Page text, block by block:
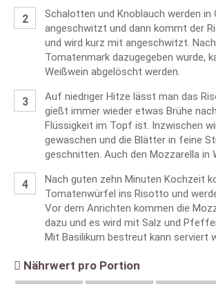
Schalotten und Knoblauch werden in
angeschwitzt und dann kommt der
und wird kurz mit angeschwitzt.
Tomatenmark dazugegeben wurde,
Weißwein abgelöscht werden.
Auf niedriger Hitze lässt man das
gießt immer wieder etwas Brühe
Flüssigkeit im Topf ist. Inzwischen
gewaschen und die Blätter in feine
geschnitten. Auch den Mozzarella in
Nach guten zehn Minuten Kochzeit
Tomatenwürfel ins Risotto und
Vor dem Anrichten kommen die
dazu und es wird mit Salz und
Mit Basilikum bestreut kann serviert
Nährwert pro Portion